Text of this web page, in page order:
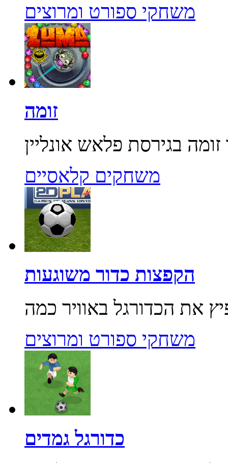
משחקי ספורט ומרוצים
זומה
משחקים קלאסיים
הקפצות כדור משוגעות
משחקי ספורט ומרוצים
כדורגל גמדים